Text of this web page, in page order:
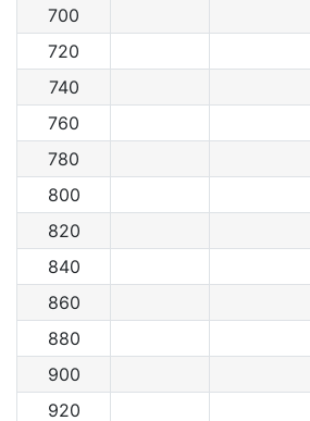
700
720
740
760
780
800
820
840
860
880
900
920